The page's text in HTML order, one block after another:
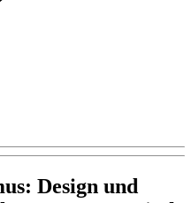
Design und